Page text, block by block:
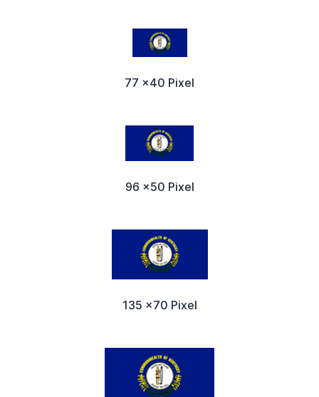
77 x40 Pixel
96 x50 Pixel
135 x70 Pixel